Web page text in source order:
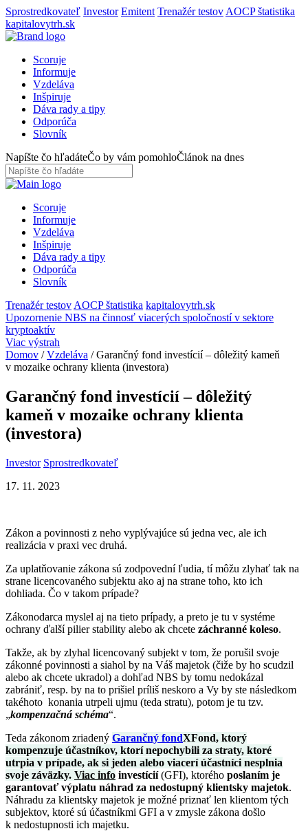
Sprostredkovateľ Investor Emitent Trenažér testov AOCP štatistika
kapitalovytrh.sk
Scoruje
Informuje
Vzdeláva
Inšpiruje
Dáva rady a tipy
Odporúča
Slovník
Napíšte čo hľadáteČo by vám pomohloČlánok na dnes
Scoruje
Informuje
Vzdeláva
Inšpiruje
Dáva rady a tipy
Odporúča
Slovník
Trenažér testov AOCP štatistika kapitalovytrh.sk
Upozornenie NBS na činnosť viacerých spoločností v sektore
kryptoaktív
Viac výstrah
Domov /Vzdeláva /Garančný fond investícií – dôležitý kameň
v mozaike ochrany klienta (investora)
Garančný fond investícií – dôležitý
kameň v mozaike ochrany klienta
(investora)
Investor Sprostredkovateľ
17. 11. 2023
Zákon a povinnosti z neho vyplývajúce sú jedna vec, ale ich
realizácia v praxi vec druhá.
Za uplatňovanie zákona sú zodpovední ľudia, tí môžu zlyhať tak na
strane licencovaného subjektu ako aj na strane toho, kto ich
dohliada. Čo v takom prípade?
Zákonodarca myslel aj na tieto prípady, a preto je tu v systéme
ochrany ďalší pilier stability alebo ak chcete záchranné koleso.
Takže, ak by zlyhal licencovaný subjekt v tom, že porušil svoje
zákonné povinnosti a siahol by na Váš majetok (čiže by ho scudzil
alebo ak chcete ukradol) a dohľad NBS by tomu nedokázal
zabrániť, resp. by na to prišiel príliš neskoro a Vy by ste následkom
takéhoto konania utrpeli ujmu (teda stratu), potom je tu tzv.
„kompenzačná schéma“.
Teda zákonom zriadený Garančný fondXFond, ktorý
kompenzuje účastníkov, ktorí nepochybili za straty, ktoré
utrpia v prípade, ak si jeden alebo viacerí účastníci nesplnia
svoje záväzky. Viac info investícií(GFI), ktorého poslaním je
garantovať výplatu náhrad za nedostupný klientsky majetok.
Náhradu za klientsky majetok je možné priznať len klientom tých
subjektov, ktoré sú účastníkmi GFI a v zmysle zákona došlo
k nedostupnosti ich majetku.